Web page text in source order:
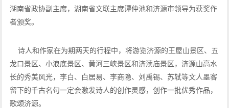
湖南省政协副主席，湖南省文联主席谭仲池和济源市领导为获奖作
者颁奖。
诗人和作家在为期两天的行程中，将游览济源的王屋山景区、五
龙口景区、小浪底景区、黄河三峡景区和济渎庙景区，济源山高水
长的秀美风光，李白、白居易、李商隐、刘禹锡、苏轼等文人墨客
留下的千古名句一定会激发诗人的创作灵感，创作一批优秀作品，
歌颂济源。